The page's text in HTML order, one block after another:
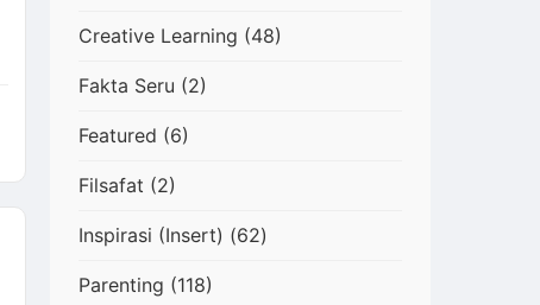
Creative Learning (48)
Fakta Seru (2)
Featured (6)
Filsafat (2)
Inspirasi (Insert) (62)
Parenting (118)